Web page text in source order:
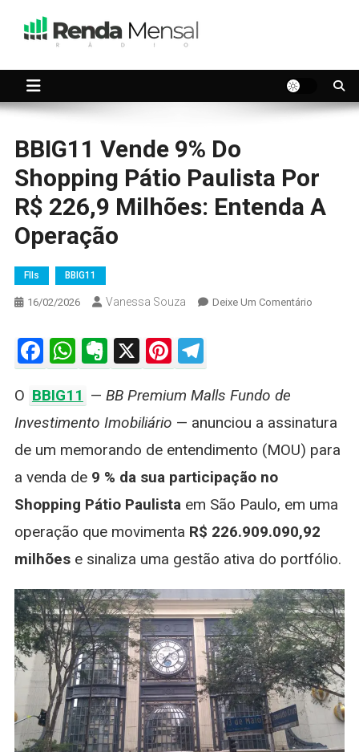
BBIG11 Vende 9% Do
Shopping Pátio Paulista Por
R$ 226,9 Milhões: Entenda A
Operação
FIIs BBIG11
16/02/2026 Vanessa Souza Deixe Um ComentárioOn
Paulista
Por
Milhões:
Operação
Facebook
WhatsApp
Evernote
X Pinterest
Telegram
O BBIG11 — BB Premium Malls Fundo de
Investimento Imobiliário — anunciou a assinatura
de um memorando de entendimento (MOU) para
a venda de 9 % da sua participação no
Shopping Pátio Paulistaem São Paulo, em uma
operação que movimenta R$ 226.909.090,92
milhõese sinaliza uma gestão ativa do portfólio.